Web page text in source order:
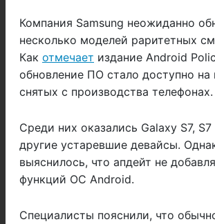
Компания Samsung неожиданно
несколько моделей раритетных
Как отмечает издание Android
обновление ПО стало доступно на
снятых с производства телефонах.
Среди них оказались Galaxy S7,
другие устаревшие девайсы.
выяснилось, что апдейт не
функций ОС Android.
Специалисты пояснили, что